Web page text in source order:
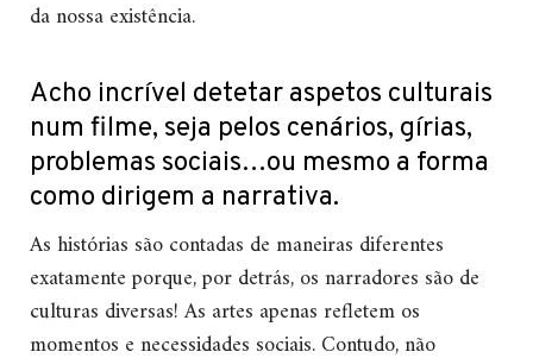
da nossa existência.
Acho incrível detetar aspetos culturais
num filme, seja pelos cenários, gírias,
problemas sociais…ou mesmo a forma
como dirigem a narrativa.
As histórias são contadas de maneiras diferentes
exatamente porque, por detrás, os narradores são de
culturas diversas! As artes apenas refletem os
momentos e necessidades sociais. Contudo, não